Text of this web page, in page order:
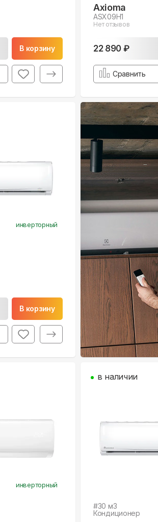
В корзину
Axioma
ASX09H1
Нет отзывов
22 890 ₽
Сравнить
инверторный
В корзину
инверторный
#30 м3
Кондиционер
в наличии